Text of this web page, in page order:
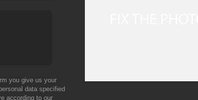
you give us your
data specified
according to our